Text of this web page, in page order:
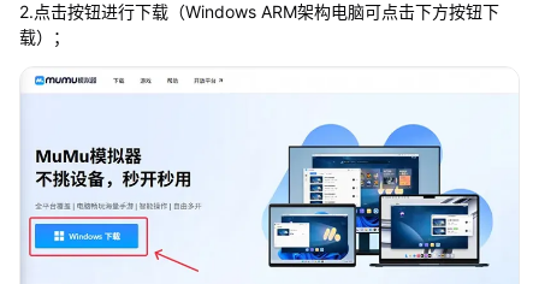
2.点击按钮进行下载（Windows ARM架构电脑可点击下方按钮下
载）；